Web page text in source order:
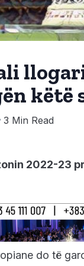
këtë
3 Min Read
2022-23
do të